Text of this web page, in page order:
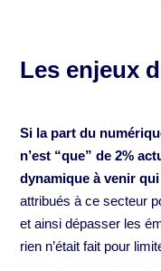
Les enjeux
Si la part du
n’est “que” de 2%
dynamique à venir
attribués à ce secteur
et ainsi dépasser les
rien n’était fait pour